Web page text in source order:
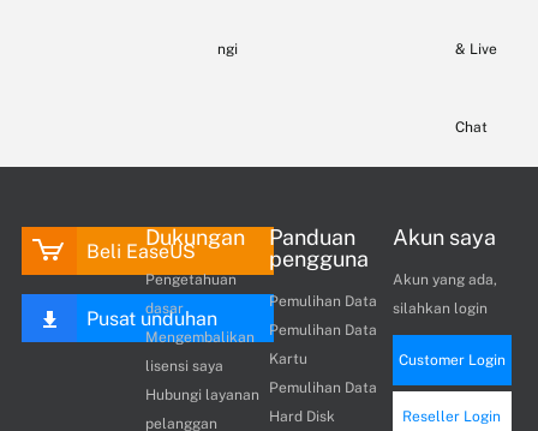
ngi & Live
Chat
Beli EaseUS
Pusat unduhan
Dukungan
Pengetahuan
dasar
Mengembalikan
lisensi saya
Hubungi layanan
pelanggan
Panduan
pengguna
Pemulihan Data
Pemulihan Data
Kartu
Pemulihan Data
Hard Disk
Akun saya
Akun yang ada,
silahkan login
Customer Login
Reseller Login